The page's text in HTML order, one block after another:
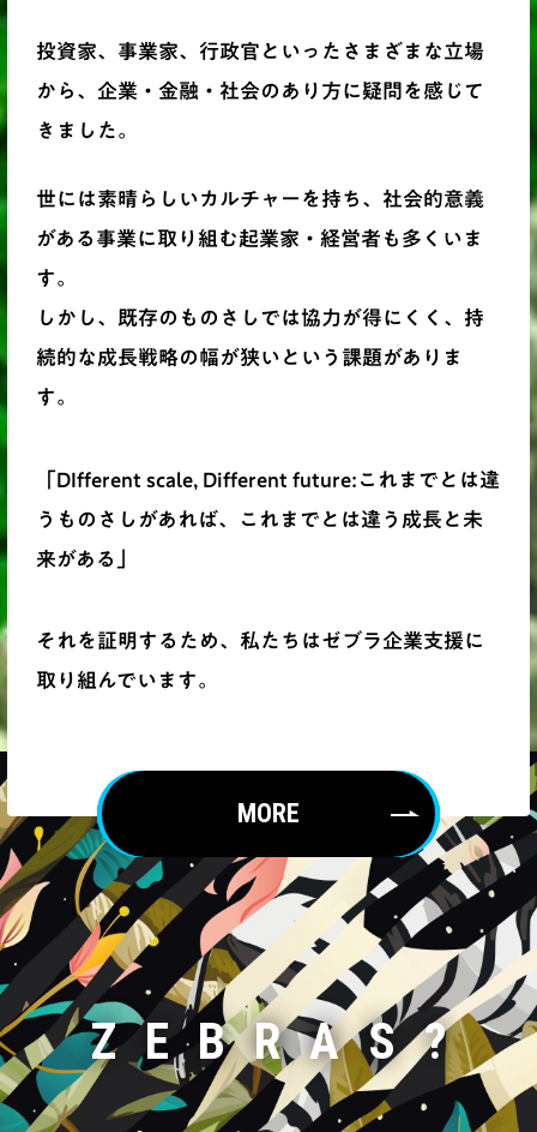
投資家、事業家、行政官といったさまざまな立場
から、企業・金融・社会のあり方に疑問を感じて
きました。
世には素晴らしいカルチャーを持ち、社会的意義
がある事業に取り組む起業家・経営者も多くいま
す。
しかし、既存のものさしでは協力が得にくく、持
続的な成長戦略の幅が狭いという課題がありま
す。
「DIfferent scale, Different future:これまでとは違
うものさしがあれば、これまでとは違う成長と未
来がある」
それを証明するため、私たちはゼブラ企業支援に
取り組んでいます。
MORE
ZEBRAS?